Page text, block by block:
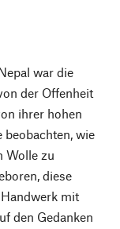
war die
der Offenheit
ihrer hohen
wie
Wolle zu
diese
mit
den Gedanken